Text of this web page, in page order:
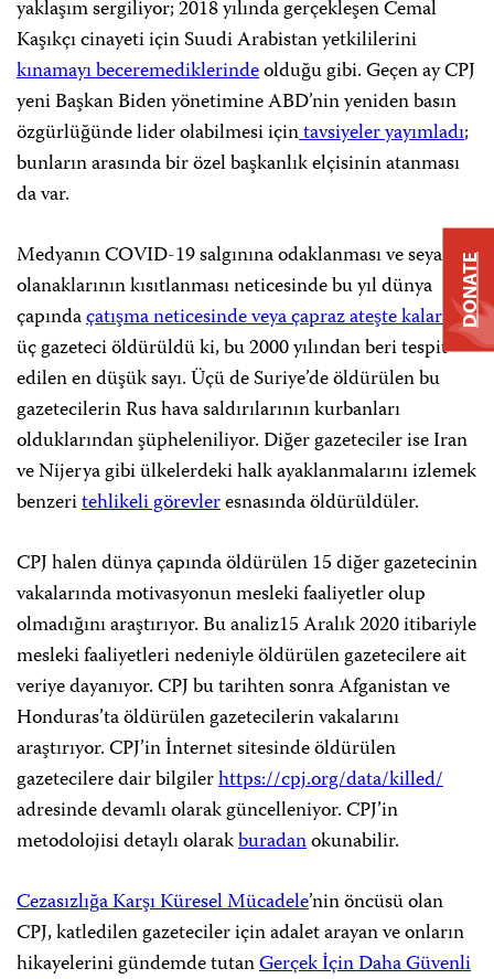
yaklaşım sergiliyor; 2018 yılında gerçekleşen Cemal
Kaşıkçı cinayeti için Suudi Arabistan yetkililerini
kınamayı beceremediklerindeolduğu gibi. Geçen ay CPJ
yeni Başkan Biden yönetimine ABD’nin yeniden basın
özgürlüğünde lider olabilmesi içintavsiyeler yayımladı;
bunların arasında bir özel başkanlık elçisinin atanması
da var.
Medyanın COVID-19 salgınına odaklanması ve seyahat
olanaklarının kısıtlanması neticesinde bu yıl dünya
çapındaçatışma neticesinde veya çapraz ateşte kalarak
üç gazeteci öldürüldü ki, bu 2000 yılından beri tespit
edilen en düşük sayı. Üçü de Suriye’de öldürülen bu
gazetecilerin Rus hava saldırılarının kurbanları
olduklarından şüpheleniliyor. Diğer gazeteciler ise Iran
ve Nijerya gibi ülkelerdeki halk ayaklanmalarını izlemek
benzeritehlikeli görevleresnasında öldürüldüler.
CPJ halen dünya çapında öldürülen 15 diğer gazetecinin
vakalarında motivasyonun mesleki faaliyetler olup
olmadığını araştırıyor. Bu analiz15 Aralık 2020 itibariyle
mesleki faaliyetleri nedeniyle öldürülen gazetecilere ait
veriye dayanıyor. CPJ bu tarihten sonra Afganistan ve
Honduras’ta öldürülen gazetecilerin vakalarını
araştırıyor. CPJ’in İnternet sitesinde öldürülen
gazetecilere dair bilgilerhttps://cpj.org/data/killed/
adresinde devamlı olarak güncelleniyor. CPJ’in
metodolojisi detaylı olarakburadanokunabilir.
Cezasızlığa Karşı Küresel Mücadele’nin öncüsü olan
CPJ, katledilen gazeteciler için adalet arayan ve onların
hikayelerini gündemde tutanGerçek İçin Daha Güvenli
DONATE